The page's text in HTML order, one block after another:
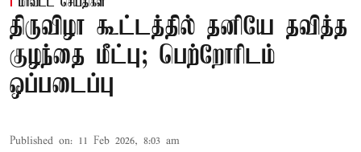
மாவட்ட செய்திகள்
திருவிழா கூட்டத்தில் தனியே தவித்த
குழந்தை மீட்பு; பெற்றோரிடம்
ஒப்படைப்பு
Published on: 11 Feb 2026, 8:03 am